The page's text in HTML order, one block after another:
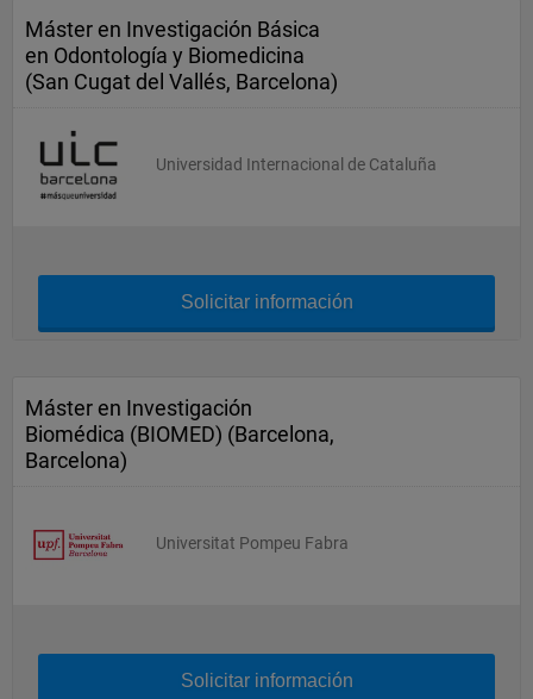
Máster en Investigación Básica
en Odontología y Biomedicina
(San Cugat del Vallés, Barcelona)
Universidad Internacional de Cataluña
Solicitar información
Máster en Investigación
Biomédica (BIOMED) (Barcelona,
Barcelona)
Universitat Pompeu Fabra
Solicitar información